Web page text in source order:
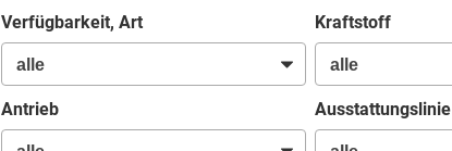
Verfügbarkeit, Art Kraftstoff
Antrieb Ausstattungslinie